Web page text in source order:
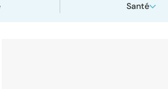
Santé